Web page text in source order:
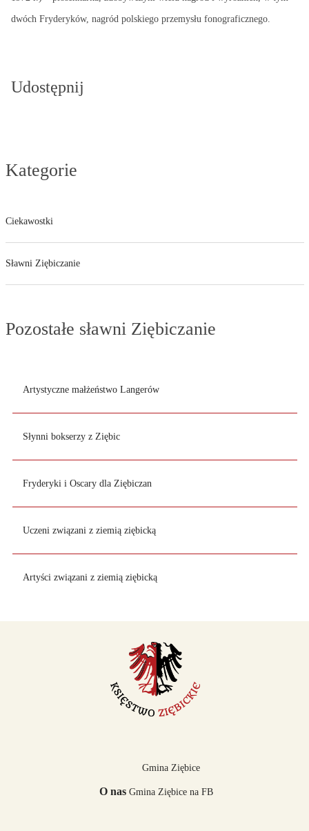
dwóch Fryderyków, nagród polskiego przemysłu fonograficznego.
Udostępnij
Kategorie
Ciekawostki
Sławni Ziębiczanie
Pozostałe sławni Ziębiczanie
Artystyczne małżeństwo Langerów
Słynni bokserzy z Ziębic
Fryderyki i Oscary dla Ziębiczan
Uczeni związani z ziemią ziębicką
Artyści związani z ziemią ziębicką
O nas
Gmina Ziębice
Gmina Ziębice na FB